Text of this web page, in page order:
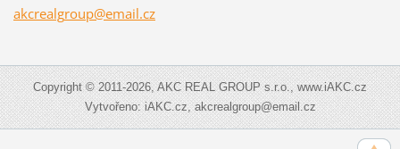
akcrealgroup@email.cz
Copyright © 2011-2026, AKC REAL GROUP s.r.o., www.iAKC.cz
Vytvořeno: iAKC.cz, akcrealgroup@email.cz